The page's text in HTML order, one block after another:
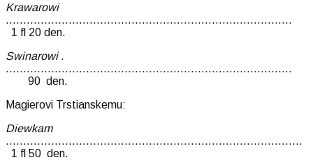
Krawarowi
……………………………………………………………………….
1 fl 20 den.
Swinarowi .
……………………………………………………………………….
90 den.
Magierovi Trstianskemu:
Diewkam
1 fl 50 den.